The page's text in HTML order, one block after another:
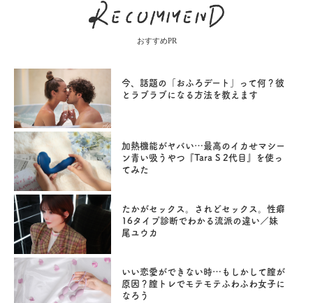
おすすめPR
今、話題の「おふろデート」って何？彼
とラブラブになる方法を教えます
加熱機能がヤバい…最高のイカせマシー
ン青い吸うやつ『Tara S 2代目』を使っ
てみた
たかがセックス。されどセックス。性癖
16タイプ診断でわかる流派の違い／妹
尾ユウカ
いい恋愛ができない時…もしかして膣が
原因？膣トレでモテモテふわふわ女子に
なろう